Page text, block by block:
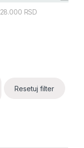
28.000 RSD
Resetuj filter